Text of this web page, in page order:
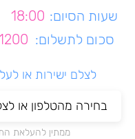
18:00 שעות הסיום:
1200 סכום לתשלום:
לצלם ישירות או
בחירה מהטלפון או
ממתין להעלאת